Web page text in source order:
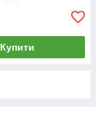
Купити